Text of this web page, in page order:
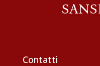
Contatti